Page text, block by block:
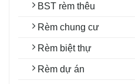
BST rèm thêu
Rèm chung cư
Rèm biệt thự
Rèm dự án